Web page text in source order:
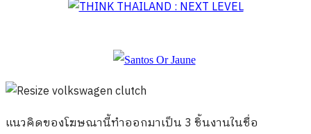
แนวคิดของโฆษณานี้ทำออกมาเป็น 3 ชิ้นงานในชื่อ